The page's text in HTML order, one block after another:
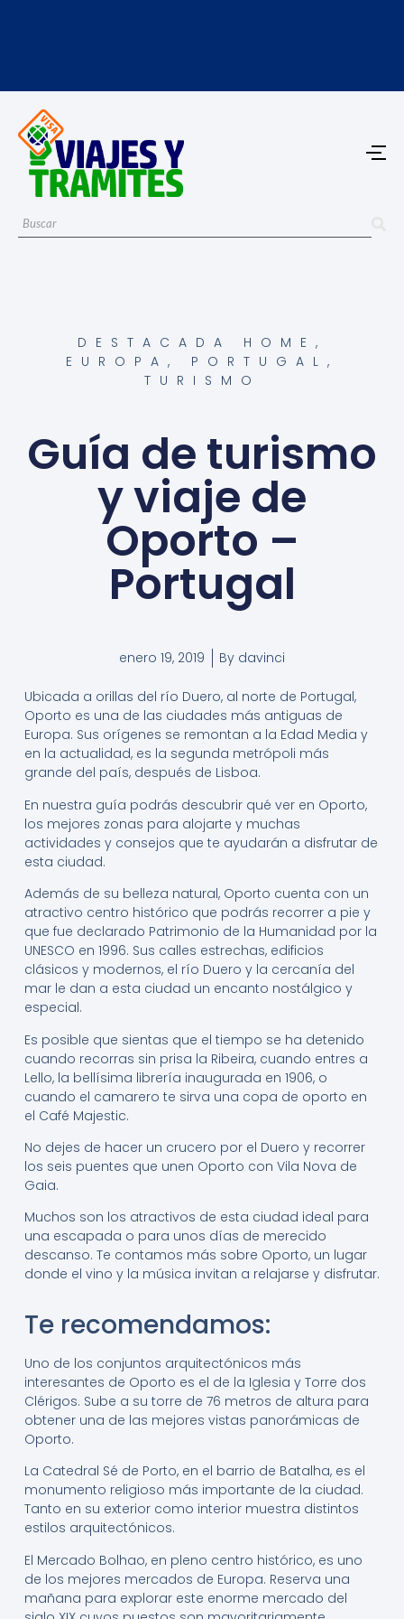
DESTACADA HOME ,
EUROPA , PORTUGAL ,
TURISMO
Guía de turismo
y viaje de
Oporto –
Portugal
enero 19, 2019 By davinci
Ubicada a orillas del río Duero, al norte de Portugal,
Oporto es una de las ciudades más antiguas de
Europa. Sus orígenes se remontan a la Edad Media y
en la actualidad, es la segunda metrópoli más
grande del país, después de Lisboa.
En nuestra guía podrás descubrir qué ver en Oporto,
los mejores zonas para alojarte y muchas
actividades y consejos que te ayudarán a disfrutar de
esta ciudad.
Además de su belleza natural, Oporto cuenta con un
atractivo centro histórico que podrás recorrer a pie y
que fue declarado Patrimonio de la Humanidad por la
UNESCO en 1996. Sus calles estrechas, edificios
clásicos y modernos, el río Duero y la cercanía del
mar le dan a esta ciudad un encanto nostálgico y
especial.
Es posible que sientas que el tiempo se ha detenido
cuando recorras sin prisa la Ribeira, cuando entres a
Lello, la bellísima librería inaugurada en 1906, o
cuando el camarero te sirva una copa de oporto en
el Café Majestic.
No dejes de hacer un crucero por el Duero y recorrer
los seis puentes que unen Oporto con Vila Nova de
Gaia.
Muchos son los atractivos de esta ciudad ideal para
una escapada o para unos días de merecido
descanso. Te contamos más sobre Oporto, un lugar
donde el vino y la música invitan a relajarse y disfrutar.
Te recomendamos:
Uno de los conjuntos arquitectónicos más
interesantes de Oporto es el de la Iglesia y Torre dos
Clérigos. Sube a su torre de 76 metros de altura para
obtener una de las mejores vistas panorámicas de
Oporto.
La Catedral Sé de Porto, en el barrio de Batalha, es el
monumento religioso más importante de la ciudad.
Tanto en su exterior como interior muestra distintos
estilos arquitectónicos.
El Mercado Bolhao, en pleno centro histórico, es uno
de los mejores mercados de Europa. Reserva una
mañana para explorar este enorme mercado del